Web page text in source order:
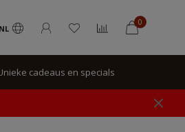
NL
0
cadeaus en specials